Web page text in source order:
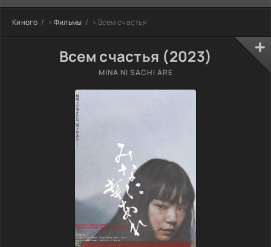
Киного » Фильмы » Всем счастья
Всем счастья (2023)
MINA NI SACHI ARE